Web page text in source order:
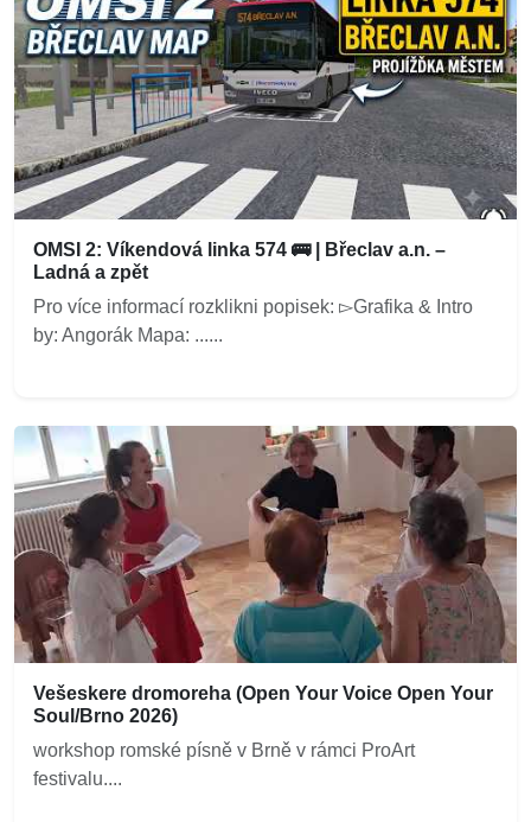
OMSI 2: Víkendová linka 574 🚌 | Břeclav a.n. –
Ladná a zpět
Pro více informací rozklikni popisek: ▻Grafika & Intro
by: Angorák Mapa: ......
Vešeskere dromoreha (Open Your Voice Open Your
Soul/Brno 2026)
workshop romské písně v Brně v rámci ProArt
festivalu....